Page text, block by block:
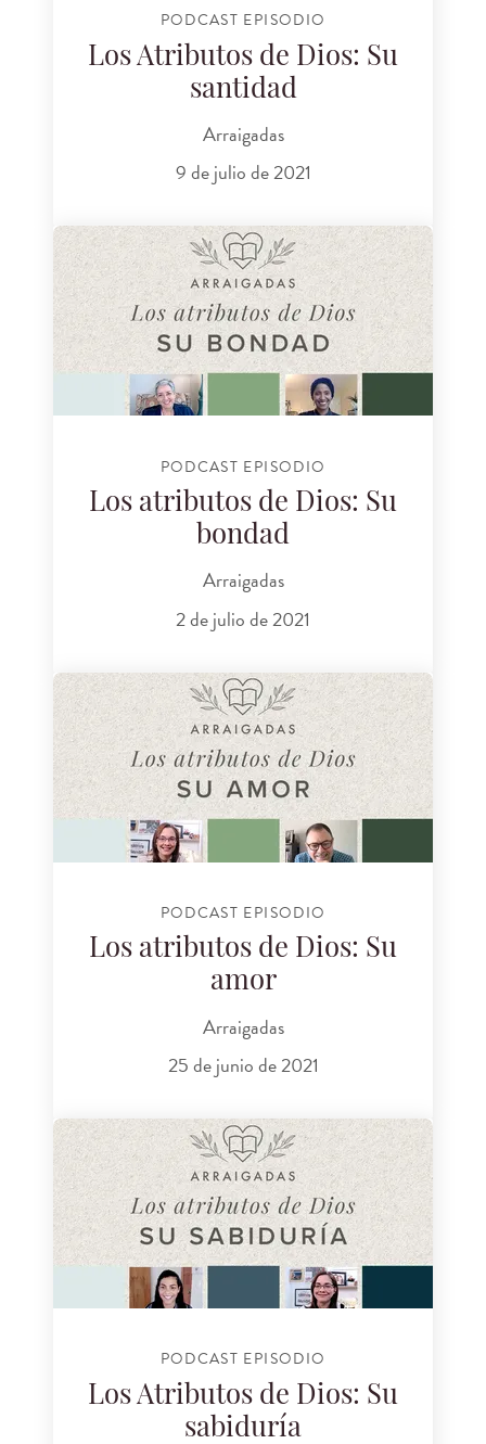
PODCAST EPISODIO
Los Atributos de Dios: Su
santidad
Arraigadas
9 de julio de 2021
PODCAST EPISODIO
Los atributos de Dios: Su
bondad
Arraigadas
2 de julio de 2021
PODCAST EPISODIO
Los atributos de Dios: Su
amor
Arraigadas
25 de junio de 2021
PODCAST EPISODIO
Los Atributos de Dios: Su
sabiduría